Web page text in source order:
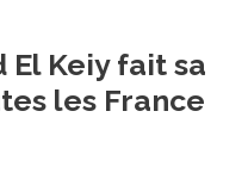
El Keiy fait sa
les France